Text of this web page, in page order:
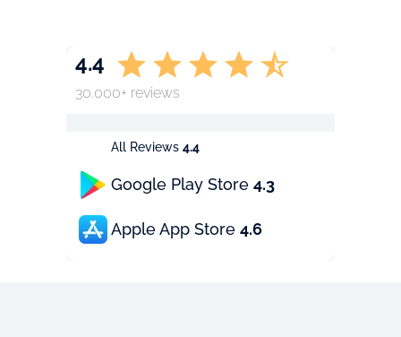
All Reviews 4.4
Google Play Store 4.3
Apple App Store 4.6
4.4
30.000+ reviews